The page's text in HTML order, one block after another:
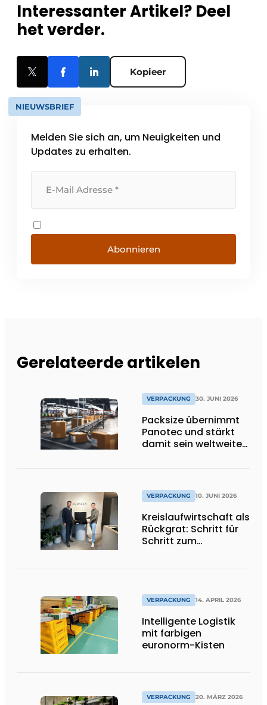
Interessanter Artikel? Deel
het verder.
Kopieer
NIEUWSBRIEF
Melden Sie sich an, um Neuigkeiten und
Updates zu erhalten.
Abonnieren
Gerelateerde artikelen
VERPACKUNG 30. JUNI 2026
Packsize übernimmt
Panotec und stärkt
damit sein weltweites
VERPACKUNG 10. JUNI 2026
Kreislaufwirtschaft als
Rückgrat: Schritt für
Schritt zum
VERPACKUNG 14. APRIL 2026
Intelligente Logistik
mit farbigen
euronorm-Kisten
VERPACKUNG 20. MÄRZ 2026